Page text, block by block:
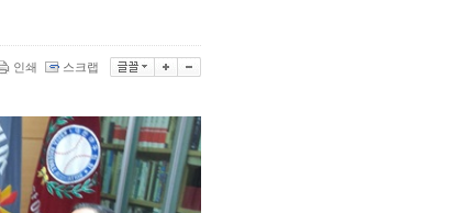
인쇄 스크랩